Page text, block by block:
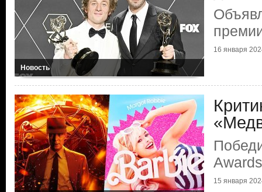
Новость
16 января
Awards
15 января